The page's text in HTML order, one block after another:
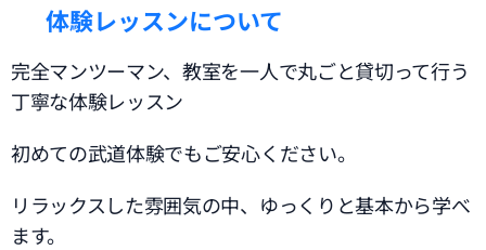
体験レッスンについて
完全マンツーマン、教室を一人で丸ごと貸切って行う
丁寧な体験レッスン
初めての武道体験でもご安心ください。
リラックスした雰囲気の中、ゆっくりと基本から学べ
ます。